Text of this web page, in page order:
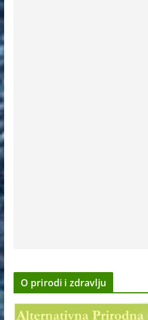
O prirodi i zdravlju